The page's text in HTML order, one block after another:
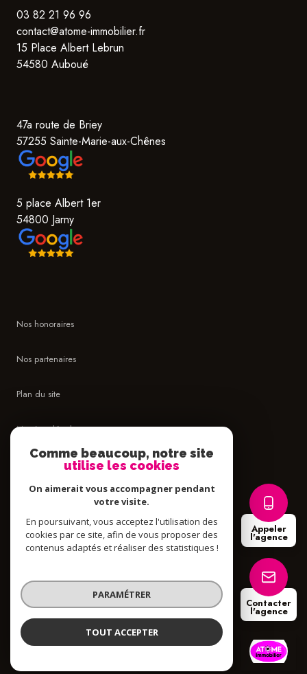
Atome Immobilier
Appeler
l'agence
Contacter
l'agence
03 82 21 96 96
contact@atome-immobilier.fr
15 Place Albert Lebrun
54580 Auboué
47a route de Briey
57255 Sainte-Marie-aux-Chênes
5 place Albert 1er
54800 Jarny
Nos honoraires
Nos partenaires
Plan du site
Mentions légales
Cookies
© 2026 | Tous droits réservés
Réalisé par
Comme beaucoup, notre site
utilise les cookies
On aimerait vous accompagner pendant
votre visite.
En poursuivant, vous acceptez l'utilisation des
cookies par ce site, afin de vous proposer des
contenus adaptés et réaliser des statistiques !
PARAMÉTRER
TOUT ACCEPTER